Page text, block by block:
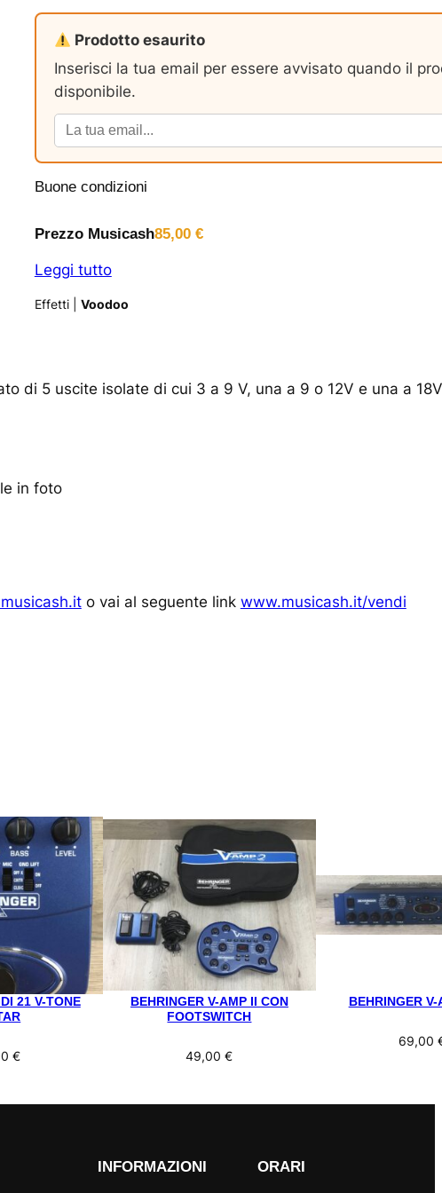
Prodotto esaurito
Inserisci la tua email per essere avvisato quando il
disponibile.
Buone condizioni
Prezzo Musicash85,00 €
Leggi tutto
Effetti| Voodoo
di 5 uscite isolate di cui 3 a 9 V, una a 9 o 12V e una a
in foto
o vai al seguente link www.musicash.it/vendi
21 V-TONE
€
BEHRINGER V-AMP II CON
FOOTSWITCH
49,00€
BEHRINGER V-
69,00
INFORMAZIONI ORARI